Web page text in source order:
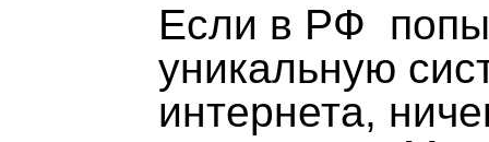
Если в РФ
уникальную
интернета,